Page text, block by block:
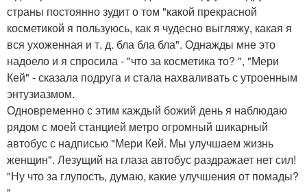
страны постоянно зудит о том "какой прекрасной
косметикой я пользуюсь, как я чудесно выгляжу, какая я
вся ухоженная и т. д. бла бла бла". Однажды мне это
надоело и я спросила - "что за косметика то? ", "Мери
Кей" - сказала подруга и стала нахваливать с утроенным
энтузиазмом.
Одновременно с этим каждый божий день я наблюдаю
рядом с моей станцией метро огромный шикарный
автобус с надписью "Мери Кей. Мы улучшаем жизнь
женщин". Лезущий на глаза автобус раздражает нет сил!
"Ну что за глупость, думаю, какие улучшения от помады?